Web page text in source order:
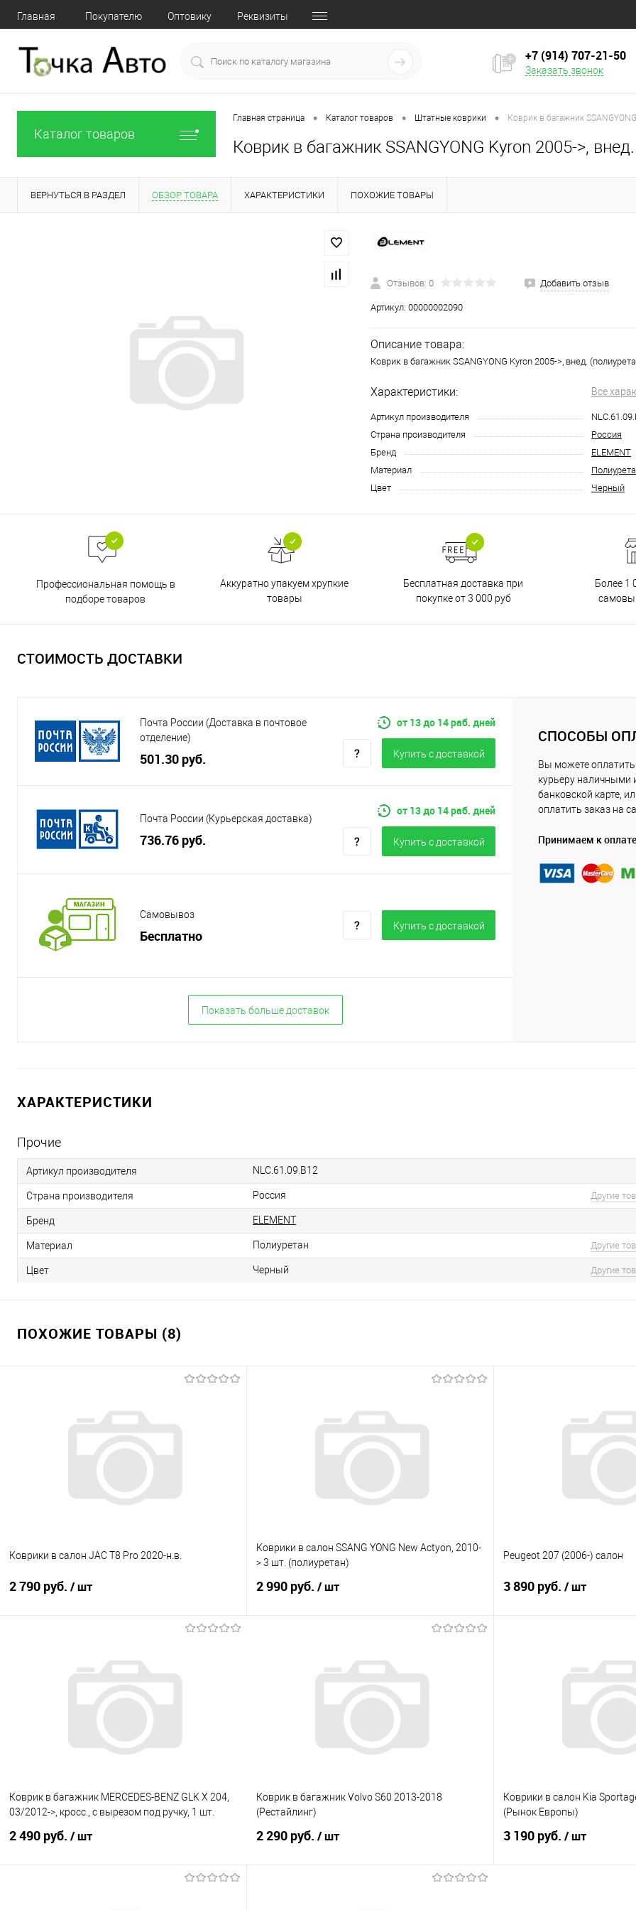
Главная Покупателю Оптовику Реквизиты
+7 (914) 707‒21‒50
Заказать звонок
Каталог товаров
Главная страница • Каталог товаров • Штатные коврики • Коврик в багажник
Коврик в багажник SSANGYONG Kyron 2005->,
ВЕРНУТЬСЯ В РАЗДЕЛ ОБЗОР ТОВАРА ХАРАКТЕРИСТИКИ ПОХОЖИЕ ТОВАРЫ
Отзывов: 0 Добавить отзыв
Артикул: 00000002090
Описание товара:
Коврик в багажник SSANGYONG Kyron 2005->, внед.
Характеристики: Все
Артикул производителя
Страна производителя
Россия
Бренд
ELEMENT
Материал
Цвет
Черный
Профессиональная помощь в
подборе товаров
Аккуратно упакуем хрупкие
товары
Бесплатная доставка при
покупке от 3 000 руб
Более 1
СТОИМОСТЬ ДОСТАВКИ
Почта России (Доставка в почтовое
отделение)
501.30 руб.
от 13 до 14 раб. дней
Купить c доставкой
Почта России (Курьерская доставка)
736.76 руб.
от 13 до 14 раб. дней
Купить c доставкой
Самовывоз
Бесплатно
Купить c доставкой
Показать больше доставок
СПОСОБЫ
Вы можете оплатить
курьеру наличными
банковской карте,
оплатить заказ на
Принимаем к оплате
ХАРАКТЕРИСТИКИ
Прочие
Артикул производителя NLC.61.09.B12
Страна производителя Россия Другие
Бренд ELEMENT
Материал Полиуретан Другие
Цвет Черный Другие
ПОХОЖИЕ ТОВАРЫ (8)
Коврики в салон JAC T8 Pro 2020-н.в.
2 790 руб. / шт
Купить в 1 клик
Сравнение
Под заказ
Коврики в салон SSANG YONG New Actyon, 2010-
> 3 шт. (полиуретан)
2 990 руб. / шт
Купить в 1 клик
Сравнение
Под заказ
Peugeot 207 (2006-) салон
3 890 руб. / шт
Купить в 1 клик
Коврик в багажник MERCEDES-BENZ GLK X 204,
03/2012->, кросс., с вырезом под ручку, 1 шт.
2 490 руб. / шт
Коврик в багажник Volvo S60 2013-2018
(Рестайлинг)
2 290 руб. / шт
Коврики в салон Kia
(Рынок Европы)
3 190 руб. / шт